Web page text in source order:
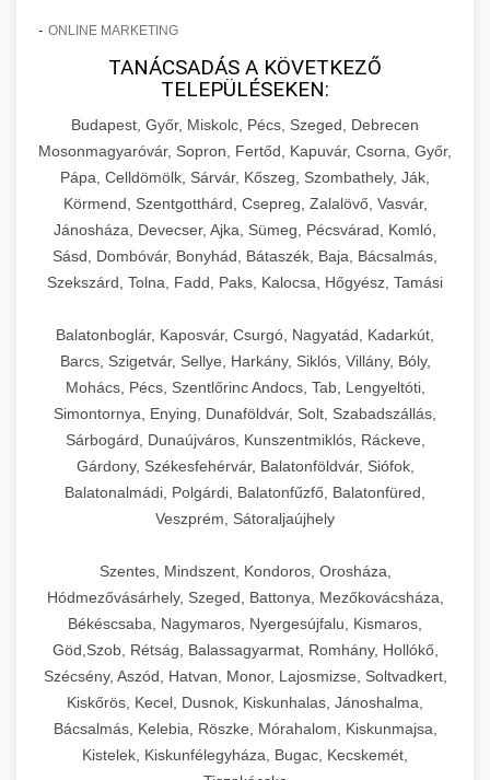
- ONLINE MARKETING
TANÁCSADÁS A KÖVETKEZŐ
TELEPÜLÉSEKEN:
Budapest, Győr, Miskolc, Pécs, Szeged, Debrecen
Mosonmagyaróvár, Sopron, Fertőd, Kapuvár, Csorna, Győr,
Pápa, Celldömölk, Sárvár, Kőszeg, Szombathely, Ják,
Körmend, Szentgotthárd, Csepreg, Zalalövő, Vasvár,
Jánosháza, Devecser, Ajka, Sümeg, Pécsvárad, Komló,
Sásd, Dombóvár, Bonyhád, Bátaszék, Baja, Bácsalmás,
Szekszárd, Tolna, Fadd, Paks, Kalocsa, Hőgyész, Tamási
Balatonboglár, Kaposvár, Csurgó, Nagyatád, Kadarkút,
Barcs, Szigetvár, Sellye, Harkány, Siklós, Villány, Bóly,
Mohács, Pécs, Szentlőrinc Andocs, Tab, Lengyeltóti,
Simontornya, Enying, Dunaföldvár, Solt, Szabadszállás,
Sárbogárd, Dunaújváros, Kunszentmiklós, Ráckeve,
Gárdony, Székesfehérvár, Balatonföldvár, Siófok,
Balatonalmádi, Polgárdi, Balatonfűzfő, Balatonfüred,
Veszprém, Sátoraljaújhely
Szentes, Mindszent, Kondoros, Orosháza,
Hódmezővásárhely, Szeged, Battonya, Mezőkovácsháza,
Békéscsaba, Nagymaros, Nyergesújfalu, Kismaros,
Göd,Szob, Rétság, Balassagyarmat, Romhány, Hollókő,
Szécsény, Aszód, Hatvan, Monor, Lajosmizse, Soltvadkert,
Kiskőrös, Kecel, Dusnok, Kiskunhalas, Jánoshalma,
Bácsalmás, Kelebia, Röszke, Mórahalom, Kiskunmajsa,
Kistelek, Kiskunfélegyháza, Bugac, Kecskemét,